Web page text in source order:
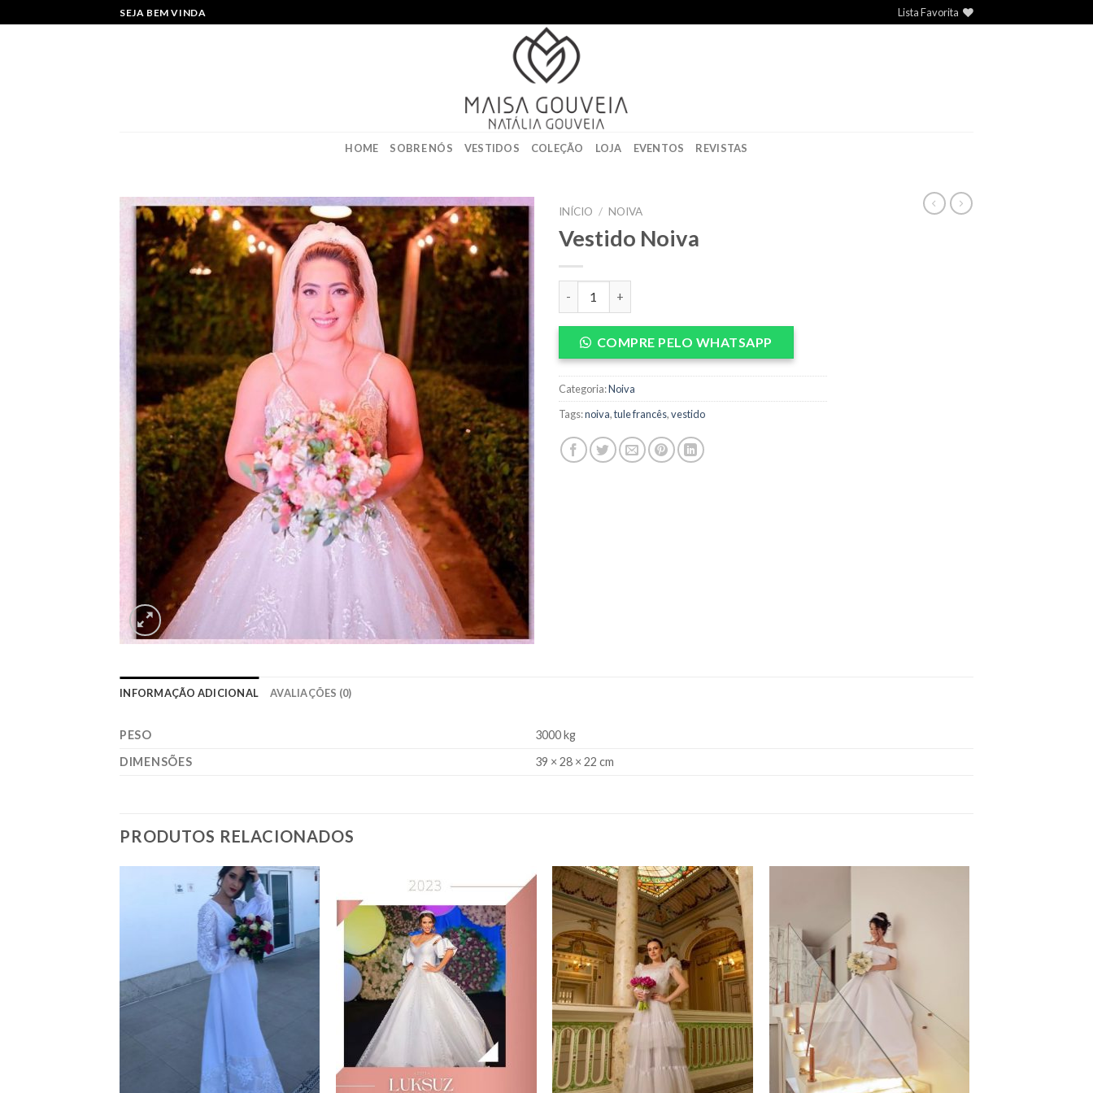
to
SEJA BEM VINDA Lista Favorita
HOME SOBRE NÓS VESTIDOS COLEÇÃO LOJA EVENTOS REVISTAS
Add to
wishlist
INÍCIO / NOIVA
Vestido Noiva
COMPRE PELO WHATSAPP
Categoria:Noiva
Tags:noiva,tule francês,vestido
INFORMAÇÃO ADICIONAL AVALIAÇÕES (0)
PESO
3000 kg
DIMENSÕES
39 × 28 × 22 cm
PRODUTOS RELACIONADOS
Add to
wishlist
Add to
wishlist
Add to
wishlist